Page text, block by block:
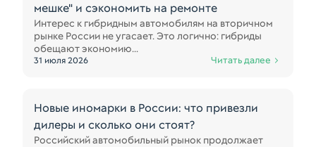
мешке" и сэкономить на ремонте
Интерес к гибридным автомобилям на вторичном
рынке России не угасает. Это логично: гибриды
обещают экономию...
31 июля 2026 Читать далее
Новые иномарки в России: что привезли
дилеры и сколько они стоят?
Российский автомобильный рынок продолжает